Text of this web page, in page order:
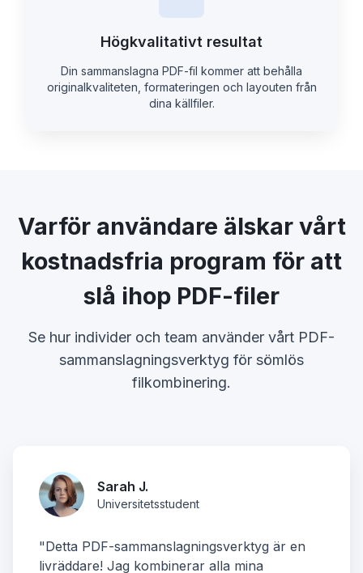
Högkvalitativt resultat
Din sammanslagna PDF-fil kommer att behålla
originalkvaliteten, formateringen och layouten från
dina källfiler.
Varför användare älskar vårt
kostnadsfria program för att
slå ihop PDF-filer
Se hur individer och team använder vårt PDF-
sammanslagningsverktyg för sömlös
filkombinering.
Sarah J.
Universitetsstudent
"Detta PDF-sammanslagningsverktyg är en
livräddare! Jag kombinerar alla mina